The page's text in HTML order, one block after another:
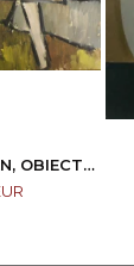
OBIECTE